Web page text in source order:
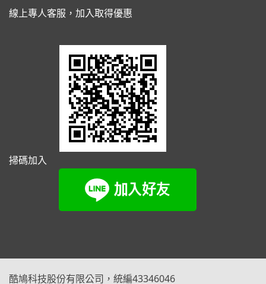
線上專人客服，加入取得優惠
掃碼加入
酷鳩科技股份有限公司，統編43346046